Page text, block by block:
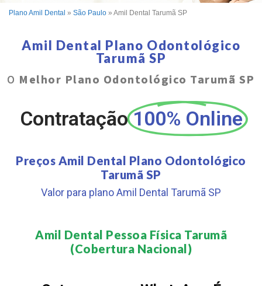
Plano Amil Dental » São Paulo » Amil Dental Tarumã SP
Amil Dental Plano Odontológico
Tarumã SP
O Melhor Plano Odontológico Tarumã SP
Contratação 100% Online
Preços Amil Dental Plano Odontológico
Tarumã SP
Valor para plano Amil Dental Tarumã SP
Amil Dental Pessoa Física Tarumã
(Cobertura Nacional)​